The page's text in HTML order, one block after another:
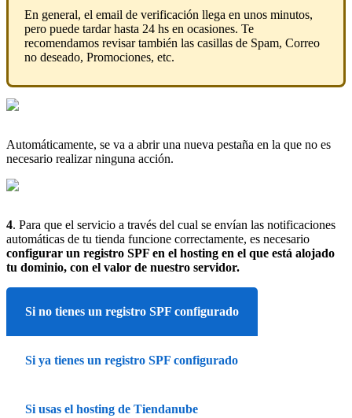
En general, el email de verificación llega en unos minutos,
pero puede tardar hasta 24 hs en ocasiones. Te
recomendamos revisar también las casillas de Spam, Correo
no deseado, Promociones, etc.
Automáticamente, se va a abrir una nueva pestaña en la que no es
necesario realizar ninguna acción.
4. Para que el servicio a través del cual se envían las notificaciones
automáticas de tu tienda funcione correctamente, es necesario
configurar un registro SPF en el hosting en el que está alojado
tu dominio, con el valor de nuestro servidor.
Si no tienes un registro SPF configurado
Si ya tienes un registro SPF configurado
Si usas el hosting de Tiendanube